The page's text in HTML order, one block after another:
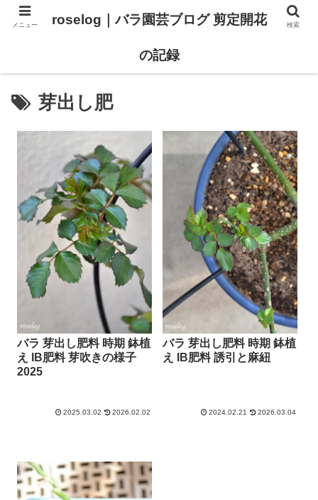
芽出し肥
バラ 芽出し肥料 時期 鉢植
え IB肥料 芽吹きの様子
2025
2025.03.02 2026.02.02
バラ 芽出し肥料 時期 鉢植
え IB肥料 誘引と麻紐
2024.02.21 2026.03.04
メニュー roselog｜バラ園芸ブログ 剪定開花
の記録
検索